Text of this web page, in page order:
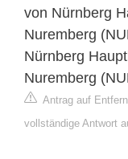
von Nürnberg
Nuremberg
Nürnberg
Nuremberg
Antrag auf
vollständige Antwort